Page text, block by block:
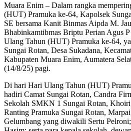
Muara Enim – Dalam rangka
(HUT) Pramuka ke-64, Kapolsek
SE bersama Kanit Binmas Aipda M.
Bhabinkamtibmas Briptu Perian Agus
Ulang Tahun (HUT) Pramuka ke-64,
Sungai Rotan, Desa Sukadana,
Kabupaten Muara Enim, Aumatera
(14/8/25) pagi.
Di hari Hari Ulang Tahun (HUT)
hadiri Camat Sungai Rotan, Candra
Sekolah SMKN 1 Sungai Rotan,
Ranting Pramuka Sungai Rotan,
Gelumbang yang diwakili Sertu